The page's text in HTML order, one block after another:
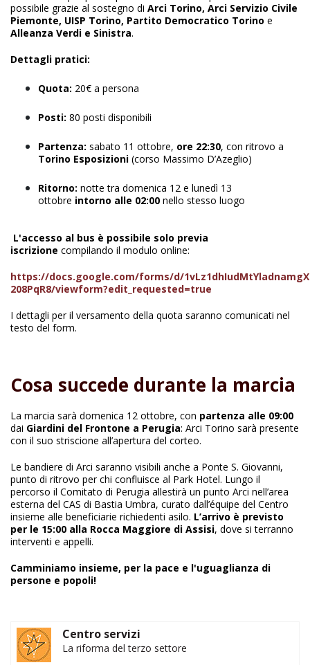
possibile grazie al sostegno di Arci Torino, Arci Servizio Civile
Piemonte, UISP Torino, Partito Democratico Torino e
Alleanza Verdi e Sinistra.
Dettagli pratici:
Quota: 20€ a persona
Posti: 80 posti disponibili
Partenza: sabato 11 ottobre, ore 22:30, con ritrovo a
Torino Esposizioni (corso Massimo D’Azeglio)
Ritorno: notte tra domenica 12 e lunedì 13
ottobre intorno alle 02:00 nello stesso luogo
L'accesso al bus è possibile solo previa
iscrizione compilando il modulo online:
https://docs.google.com/forms/d/
208PqR8/viewform?edit_requested=true
I dettagli per il versamento della quota saranno comunicati nel
testo del form.
Cosa succede durante la marcia
La marcia sarà domenica 12 ottobre, con partenza alle 09:00
dai Giardini del Frontone a Perugia: Arci Torino sarà presente
con il suo striscione all’apertura del corteo.
Le bandiere di Arci saranno visibili anche a Ponte S. Giovanni,
punto di ritrovo per chi confluisce al Park Hotel. Lungo il
percorso il Comitato di Perugia allestirà un punto Arci nell’area
esterna del CAS di Bastia Umbra, curato dall’équipe del Centro
insieme alle beneficiarie richiedenti asilo. L’arrivo è previsto
per le 15:00 alla Rocca Maggiore di Assisi, dove si terranno
interventi e appelli.
Camminiamo insieme, per la pace e l'uguaglianza di
persone e popoli!
Centro servizi
La riforma del terzo settore